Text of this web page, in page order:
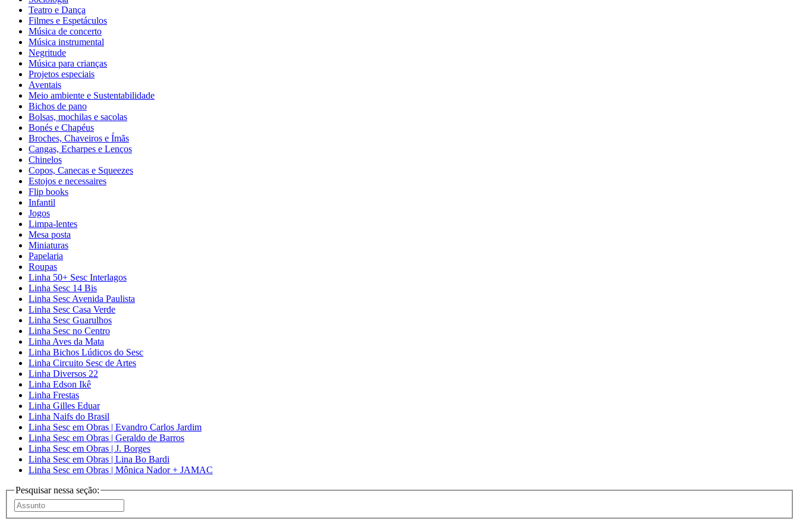
Teatro e Dança
Filmes e Espetáculos
Música de concerto
Música instrumental
Negritude
Música para crianças
Projetos especiais
Aventais
Meio ambiente e Sustentabilidade
Bichos de pano
Bolsas, mochilas e sacolas
Bonés e Chapéus
Broches, Chaveiros e Ímãs
Cangas, Echarpes e Lenços
Chinelos
Copos, Canecas e Squeezes
Estojos e necessaires
Flip books
Infantil
Jogos
Limpa-lentes
Mesa posta
Miniaturas
Papelaria
Roupas
Linha 50+ Sesc Interlagos
Linha Sesc 14 Bis
Linha Sesc Avenida Paulista
Linha Sesc Casa Verde
Linha Sesc Guarulhos
Linha Sesc no Centro
Linha Aves da Mata
Linha Bichos Lúdicos do Sesc
Linha Circuito Sesc de Artes
Linha Diversos 22
Linha Edson Ikê
Linha Frestas
Linha Gilles Eduar
Linha Naifs do Brasil
Linha Sesc em Obras | Evandro Carlos Jardim
Linha Sesc em Obras | Geraldo de Barros
Linha Sesc em Obras | J. Borges
Linha Sesc em Obras | Lina Bo Bardi
Linha Sesc em Obras | Mônica Nador + JAMAC
Pesquisar nessa seção: